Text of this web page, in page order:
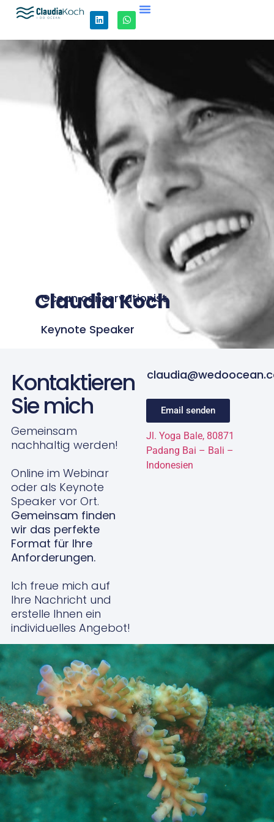
Claudia Koch
Ocean conservationist
Keynote Speaker
Kontaktieren
Sie mich
Gemeinsam
nachhaltig werden!
Online im Webinar
oder als Keynote
Speaker vor Ort.
Gemeinsam finden
wir das perfekte
Format für Ihre
Anforderungen.
Ich freue mich auf
Ihre Nachricht und
erstelle Ihnen ein
individuelles Angebot!
Jl. Yoga Bale, 80871
Padang Bai – Bali –
Indonesien
Email senden